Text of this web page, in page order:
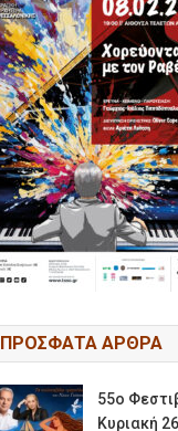
ΠΡΟΣΦΑΤΑ ΑΡΘΡΑ
55ο
Κυριακή